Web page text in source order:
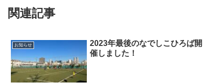
関連記事
お知らせ
2023年最後のなでしこひろば開
催しました！